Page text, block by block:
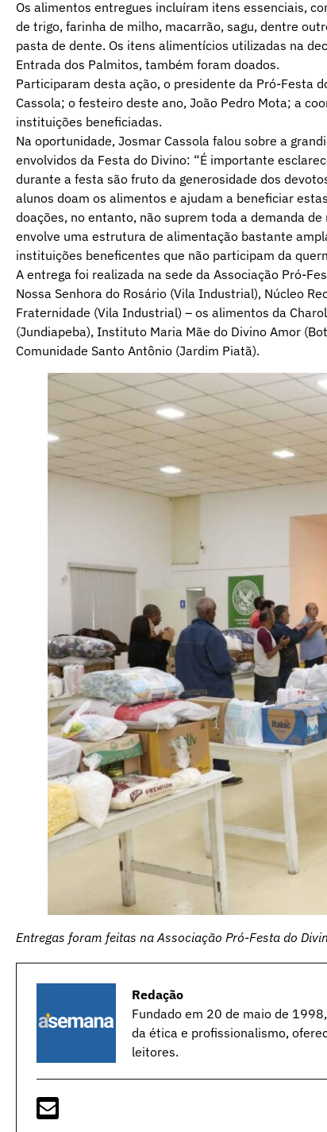
Os alimentos entregues incluíram itens essenciais,
de trigo, farinha de milho, macarrão, sagu, dentre
pasta de dente. Os itens alimentícios utilizadas na
Entrada dos Palmitos, também foram doados.
Participaram desta ação, o presidente da Pró-Festa
Cassola; o festeiro deste ano, João Pedro Mota; a
instituições beneficiadas.
Na oportunidade, Josmar Cassola falou sobre a
envolvidos da Festa do Divino: “É importante
durante a festa são fruto da generosidade dos
alunos doam os alimentos e ajudam a beneficiar
doações, no entanto, não suprem toda a demanda
envolve uma estrutura de alimentação bastante
instituições beneficentes que não participam da
A entrega foi realizada na sede da Associação Pró-
Nossa Senhora do Rosário (Vila Industrial), Núcleo
Fraternidade (Vila Industrial) – os alimentos da
(Jundiapeba), Instituto Maria Mãe do Divino Amor
Comunidade Santo Antônio (Jardim Piatã).
Entregas foram feitas na Associação Pró-Festa do
Redação
Fundado em 20 de maio de
da ética e profissionalismo,
leitores.